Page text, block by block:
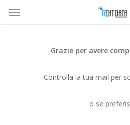
Menù
Grazie per avere
Controlla la tua mail per
o se